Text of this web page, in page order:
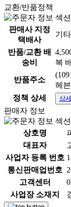
교환/반품정책
판매사 지정
택배사
기타
반품/교환 배
송비
복
반품주소
헤
정책 상세
상
판매자 정보
상호명
대표자
사업자 등록 번호
통신판매업번호
고객센터
사업장 소재지